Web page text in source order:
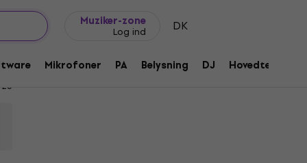
Muziker-zone
Log ind DK
Mikrofoner PA Belysning DJ Hovedtelefoner